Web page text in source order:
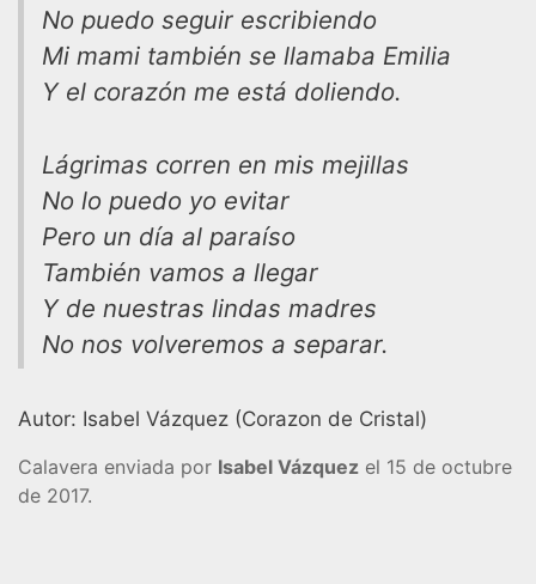
No puedo seguir escribiendo
Mi mami también se llamaba Emilia
Y el corazón me está doliendo.
Lágrimas corren en mis mejillas
No lo puedo yo evitar
Pero un día al paraíso
También vamos a llegar
Y de nuestras lindas madres
No nos volveremos a separar.
Autor: Isabel Vázquez (Corazon de Cristal)
Calavera enviada por Isabel Vázquez el 15 de octubre
de 2017.